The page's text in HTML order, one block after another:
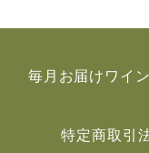
毎月お届けワイ
特定商取引